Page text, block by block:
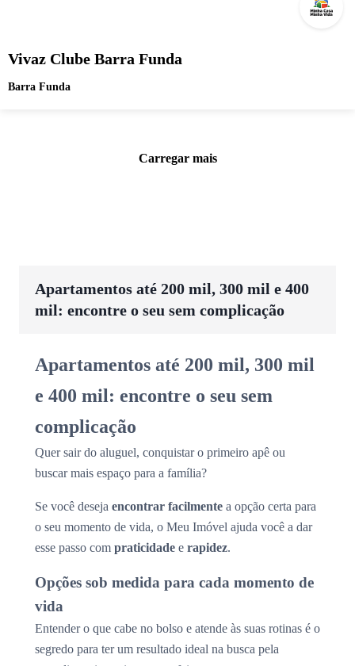
Vivaz Clube Barra Funda
Barra Funda
Carregar mais
Apartamentos até 200 mil, 300 mil e 400
mil: encontre o seu sem complicação
Apartamentos até 200 mil, 300 mil
e 400 mil: encontre o seu sem
complicação
Quer sair do aluguel, conquistar o primeiro apê ou
buscar mais espaço para a família?
Se você deseja encontrar facilmente a opção certa para
o seu momento de vida, o Meu Imóvel ajuda você a dar
esse passo com praticidade e rapidez.
Opções sob medida para cada momento de
vida
Entender o que cabe no bolso e atende às suas rotinas é o
segredo para ter um resultado ideal na busca pela